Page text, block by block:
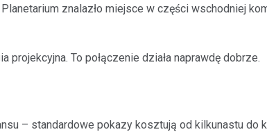
znalazło miejsce w części wschodniej
To połączenie działa naprawdę dobrze.
– standardowe pokazy kosztują od kilkunastu do